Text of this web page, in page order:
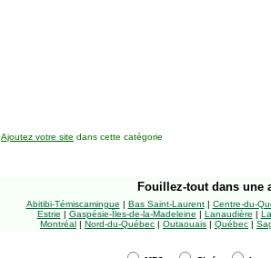
Ajoutez votre site dans cette catégorie
Fouillez-tout dans une
Abitibi-Témiscamingue | Bas Saint-Laurent| Centre-du-
Estrie | Gaspésie-Îles-de-la-Madeleine | Lanaudière |
Montréal | Nord-du-Québec | Outaouais | Québec |